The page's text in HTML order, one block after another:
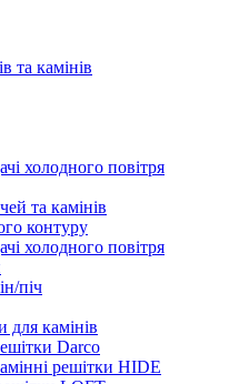
та камінів
холодного повітря
та камінів
контуру
холодного повітря
піч
для камінів
Darco
решітки HIDE